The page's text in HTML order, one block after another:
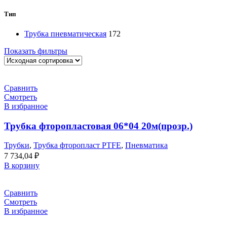
Тип
Трубка пневматическая 172
Показать фильтры
Сравнить
Смотреть
В избранное
Трубка фторопластовая 06*04 20м(прозр.)
Трубки, Трубка фторопласт PTFE, Пневматика
7 734,04 ₽
В корзину
Сравнить
Смотреть
В избранное